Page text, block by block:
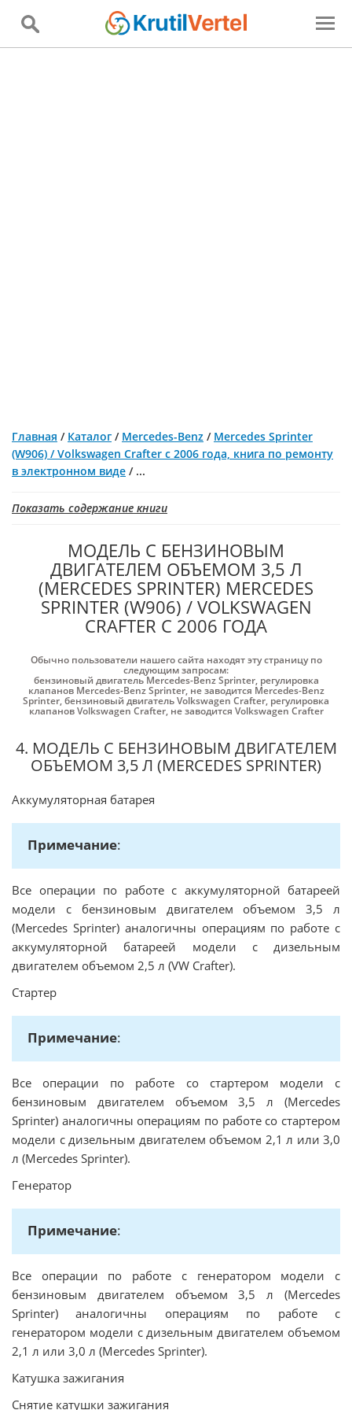
Главная / Каталог / Mercedes-Benz / Mercedes Sprinter
(W906) / Volkswagen Crafter с 2006 года, книга по ремонту
в электронном виде / ...
Показать содержание книги
МОДЕЛЬ С БЕНЗИНОВЫМ
ДВИГАТЕЛЕМ ОБЪЕМОМ 3,5 Л
(MERCEDES SPRINTER) MERCEDES
SPRINTER (W906) / VOLKSWAGEN
CRAFTER С 2006 ГОДА
Обычно пользователи нашего сайта находят эту страницу по
следующим запросам:
бензиновый двигатель Mercedes-Benz Sprinter, регулировка
клапанов Mercedes-Benz Sprinter, не заводится Mercedes-Benz
Sprinter,бензиновый двигатель Volkswagen Crafter, регулировка
клапанов Volkswagen Crafter, не заводится Volkswagen Crafter
4. МОДЕЛЬ С БЕНЗИНОВЫМ ДВИГАТЕЛЕМ
ОБЪЕМОМ 3,5 Л (MERCEDES SPRINTER)
Аккумуляторная батарея
Примечание:
Все операции по работе с аккумуляторной батареей
модели с бензиновым двигателем объемом 3,5 л
(Mercedes Sprinter) аналогичны операциям по работе с
аккумуляторной батареей модели с дизельным
двигателем объемом 2,5 л (VW Crafter).
Стартер
Примечание:
Все операции по работе со стартером модели с
бензиновым двигателем объемом 3,5 л (Mercedes
Sprinter) аналогичны операциям по работе со стартером
модели с дизельным двигателем объемом 2,1 л или 3,0
л (Mercedes Sprinter).
Генератор
Примечание:
Все операции по работе с генератором модели с
бензиновым двигателем объемом 3,5 л (Mercedes
Sprinter) аналогичны операциям по работе с
генератором модели с дизельным двигателем объемом
2,1 л или 3,0 л (Mercedes Sprinter).
Катушка зажигания
Снятие катушки зажигания